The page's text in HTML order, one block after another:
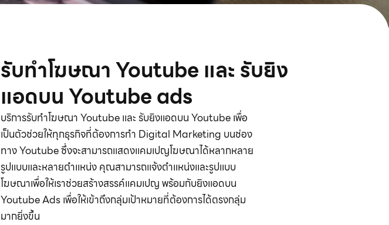
รับทำโฆษณา Youtube และ รับยิง
แอดบน Youtube ads
บริการรับทำโฆษณา Youtube และ รับยิงแอดบน Youtube เพื่อ
เป็นตัวช่วยให้ทุกธุรกิจที่ต้องการทำ Digital Marketing บนช่อง
ทาง Youtube ซึ่งจะสามารถแสดงแคมเปญโฆษณาได้หลากหลาย
รูปแบบและหลายตำแหน่ง คุณสามารถแจ้งตำแหน่งและรูปแบบ
โฆษณาเพื่อให้เราช่วยสร้างสรรค์แคมเปญ พร้อมกับยิงแอดบน
Youtube Ads เพื่อให้เข้าถึงกลุ่มเป้าหมายที่ต้องการได้ตรงกลุ่ม
มากยิ่งขึ้น